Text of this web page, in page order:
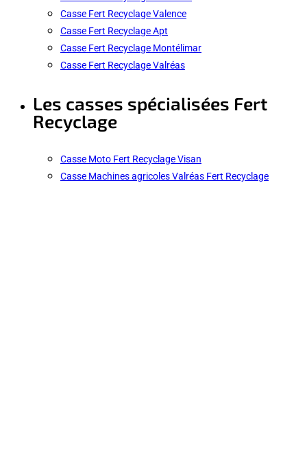
Casse Fert Recyclage Valence
Casse Fert Recyclage Apt
Casse Fert Recyclage Montélimar
Casse Fert Recyclage Valréas
Les casses spécialisées Fert
Recyclage
Casse Moto Fert Recyclage Visan
Casse Machines agricoles Valréas Fert Recyclage